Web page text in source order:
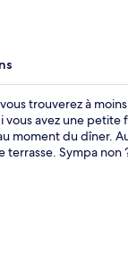
trouverez à
vous avez une
moment du dîner.
terrasse. Sympa non